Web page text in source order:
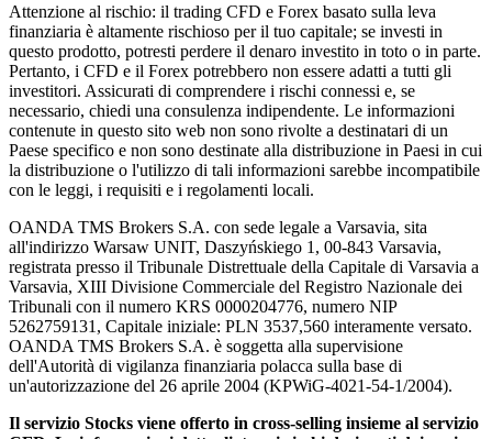
Attenzione al rischio: il trading CFD e Forex basato sulla leva
finanziaria è altamente rischioso per il tuo capitale; se investi in
questo prodotto, potresti perdere il denaro investito in toto o in parte.
Pertanto, i CFD e il Forex potrebbero non essere adatti a tutti gli
investitori. Assicurati di comprendere i rischi connessi e, se
necessario, chiedi una consulenza indipendente. Le informazioni
contenute in questo sito web non sono rivolte a destinatari di un
Paese specifico e non sono destinate alla distribuzione in Paesi in cui
la distribuzione o l'utilizzo di tali informazioni sarebbe incompatibile
con le leggi, i requisiti e i regolamenti locali.
OANDA TMS Brokers S.A. con sede legale a Varsavia, sita
all'indirizzo Warsaw UNIT, Daszyńskiego 1, 00-843 Varsavia,
registrata presso il Tribunale Distrettuale della Capitale di Varsavia a
Varsavia, XIII Divisione Commerciale del Registro Nazionale dei
Tribunali con il numero KRS 0000204776, numero NIP
5262759131, Capitale iniziale: PLN 3537,560 interamente versato.
OANDA TMS Brokers S.A. è soggetta alla supervisione
dell'Autorità di vigilanza finanziaria polacca sulla base di
un'autorizzazione del 26 aprile 2004 (KPWiG-4021-54-1/2004).
Il servizio Stocks viene offerto in cross-selling insieme al servizio